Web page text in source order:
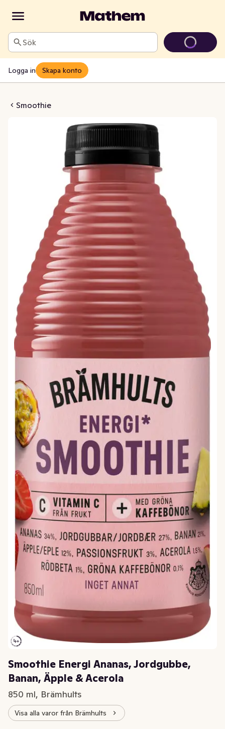
Sök
Logga in Skapa konto
SmoothieBanan, Äpple & Acerola
Smoothie Energi Ananas, Jordgubbe,
Banan, Äpple & Acerola
850 ml, Brämhults
Visa alla varor från Brämhults